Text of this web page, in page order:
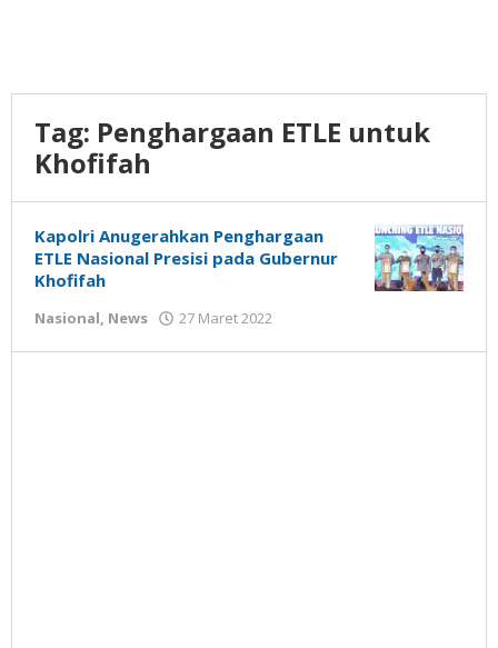
Tag: Penghargaan ETLE untuk
Khofifah
Kapolri Anugerahkan Penghargaan
ETLE Nasional Presisi pada Gubernur
Khofifah
Nasional, News 27 Maret 2022
Susanto